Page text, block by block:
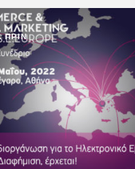
ΠΡΙΝ